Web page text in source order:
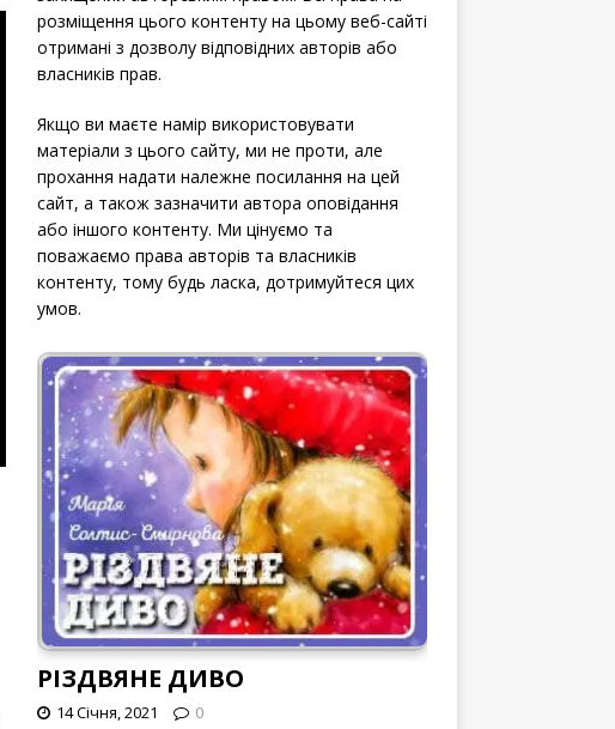
розміщення цього контенту на цьому веб-сайті
отримані з дозволу відповідних авторів або
власників прав.
Якщо ви маєте намір використовувати
матеріали з цього сайту, ми не проти, але
прохання надати належне посилання на цей
сайт, а також зазначити автора оповідання
або іншого контенту. Ми цінуємо та
поважаємо права авторів та власників
контенту, тому будь ласка, дотримуйтеся цих
умов.
РІЗДВЯНЕ ДИВО
14 Січня, 2021 0